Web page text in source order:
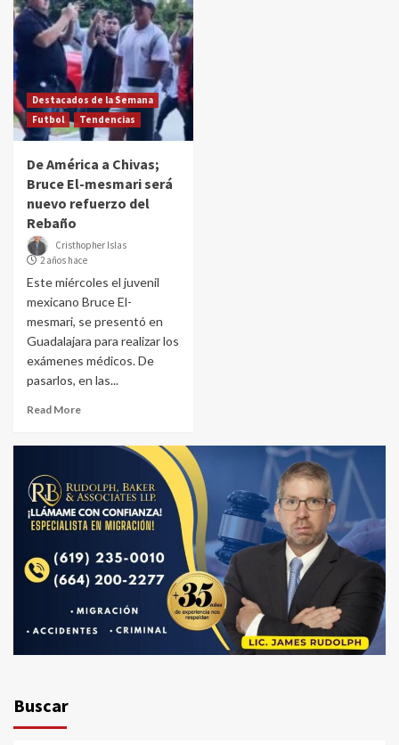
Destacados de la Semana
Futbol
Tendencias
De América a Chivas;
Bruce El-mesmari será
nuevo refuerzo del
Rebaño
Cristhopher Islas
2 años hace
Este miércoles el juvenil
mexicano Bruce El-
mesmari, se presentó en
Guadalajara para realizar los
exámenes médicos. De
pasarlos, en las...
Read More
Buscar